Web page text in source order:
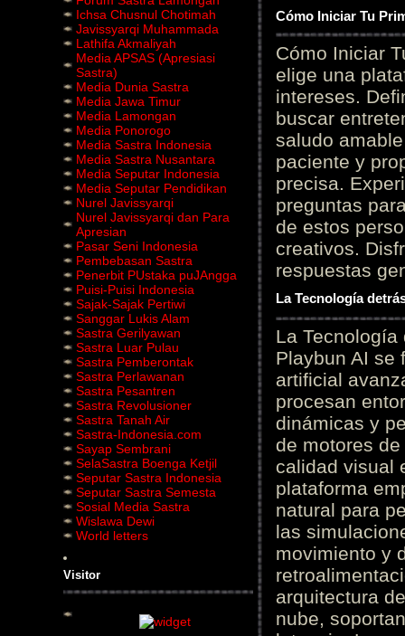
Ichsa Chusnul Chotimah
Javissyarqi Muhammada
Lathifa Akmaliyah
Media APSAS (Apresiasi
Sastra)
Media Dunia Sastra
Media Jawa Timur
Media Lamongan
Media Ponorogo
Media Sastra Indonesia
Media Sastra Nusantara
Media Seputar Indonesia
Media Seputar Pendidikan
Nurel Javissyarqi
Nurel Javissyarqi dan Para
Apresian
Pasar Seni Indonesia
Pembebasan Sastra
Penerbit PUstaka puJAngga
Puisi-Puisi Indonesia
Sajak-Sajak Pertiwi
Sanggar Lukis Alam
Sastra Gerilyawan
Sastra Luar Pulau
Sastra Pemberontak
Sastra Perlawanan
Sastra Pesantren
Sastra Revolusioner
Sastra Tanah Air
Sastra-Indonesia.com
Sayap Sembrani
SelaSastra Boenga Ketjil
Seputar Sastra Indonesia
Seputar Sastra Semesta
Sosial Media Sastra
Wislawa Dewi
World letters
Visitor
Cómo Iniciar Tu
Cómo Iniciar
elige una
intereses.
buscar
saludo
paciente y
precisa.
preguntas
de estos
creativos.
respuestas
La Tecnología
La
Playbun AI se
artificial
procesan
dinámicas y
de motores
calidad visual
plataforma
natural para
las
movimiento y
arquitectura
nube,